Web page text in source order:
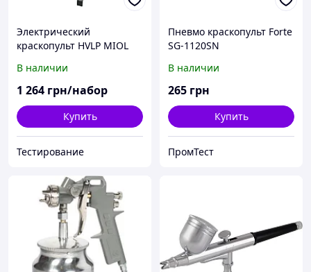
Электрический
краскопульт HVLP MIOL
В наличии
1 264 грн/набор
Купить
Тестирование
Пневмо краскопульт Forte
SG-1120SN
В наличии
265 грн
Купить
ПромТест